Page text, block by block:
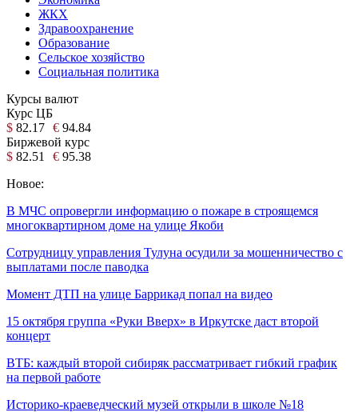
ЖКХ
Здравоохранение
Образование
Сельское хозяйство
Социальная политика
Курсы валют
Курс ЦБ
$ 82.17 € 94.84
Биржевой курс
$ 82.51 € 95.38
Новое:
В МЧС опровергли информацию о пожаре в строящемся
многоквартирном доме на улице Якоби
Сотрудницу управления Тулуна осудили за мошенничество с
выплатами после паводка
Момент ДТП на улице Баррикад попал на видео
15 октября группа «Руки Вверх» в Иркутске даст второй
концерт
ВТБ: каждый второй сибиряк рассматривает гибкий график
на первой работе
Историко-краеведческий музей открыли в школе №18